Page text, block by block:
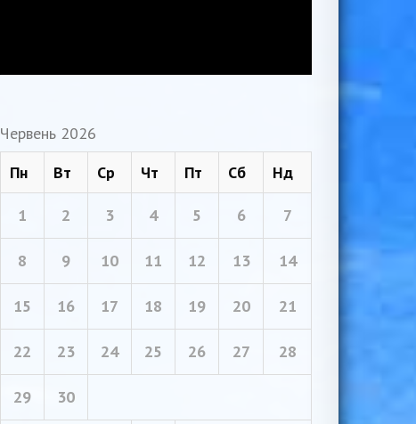
Червень 2026
Пн
Вт Ср Чт Пт Сб Нд
1 2 3 4 5 6 7
8 9 10 11 12 13 14
15 16 17 18 19 20 21
22 23 24 25 26 27 28
29 30